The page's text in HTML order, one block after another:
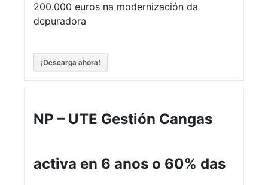
200.000 euros na modernización da
depuradora
¡Descarga ahora!
NP – UTE Gestión Cangas
activa en 6 anos o 60% das